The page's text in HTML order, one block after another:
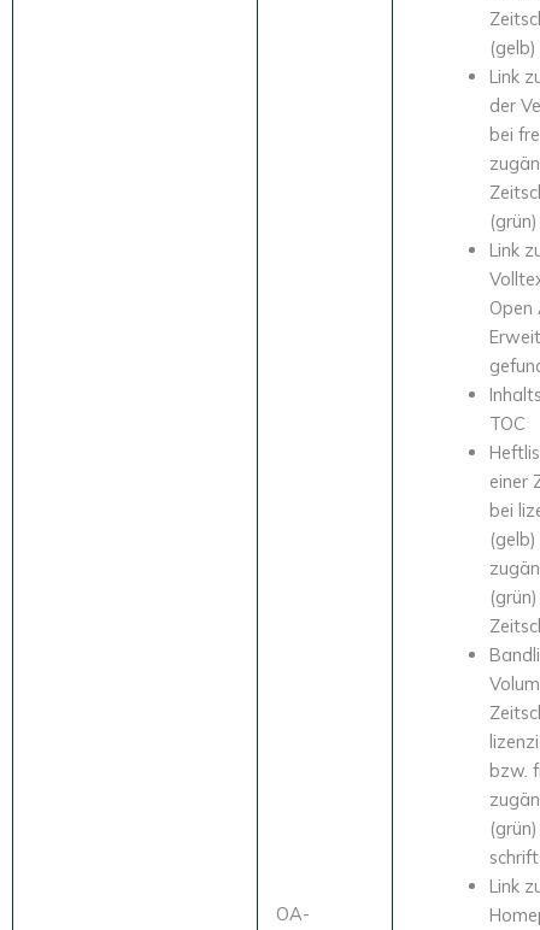
OA-
(gelb)
Link
der
bei
(grün)
Link
Open
TOC
einer
bei
(grün)
bzw.
Link